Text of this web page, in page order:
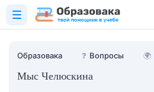
Образовака ❓ Вопросы 🌍
Мыс Челюскина